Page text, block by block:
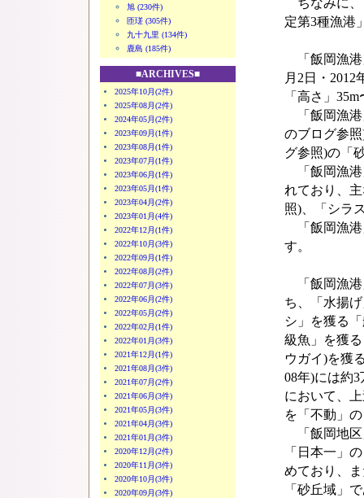
旭 (230件)
匝瑳 (305件)
九十九里 (134件)
鹿島 (185件)
■ARCHIVES■
2025年10月(2件)
2025年08月(2件)
2024年05月(2件)
2023年09月(1件)
2023年08月(1件)
2023年07月(1件)
2023年06月(1件)
2023年05月(1件)
2023年04月(2件)
2023年01月(4件)
2022年12月(1件)
2022年10月(3件)
2022年09月(1件)
2022年08月(2件)
2022年07月(3件)
2022年06月(2件)
2022年05月(2件)
2022年02月(1件)
2022年01月(3件)
2021年12月(1件)
2021年08月(3件)
2021年07月(2件)
2021年06月(3件)
2021年05月(3件)
2021年04月(3件)
2021年01月(3件)
2020年12月(2件)
2020年11月(3件)
2020年10月(3件)
2020年09月(3件)
ちなみに、
定第3種漁港
「飯岡漁港
月2日・
「高さ」
「飯岡漁港
のブログ参
グ参照)の「
「飯岡漁港
れており、
照)、「シラ
「飯岡漁港
す。
「飯岡漁港
ち、「水揚
シ」を獲る
級魚」を獲
ウガイ)を獲
08年)には約
において、
を「不動」
「飯岡地区
「日本一」
めており、
「砂丘域」